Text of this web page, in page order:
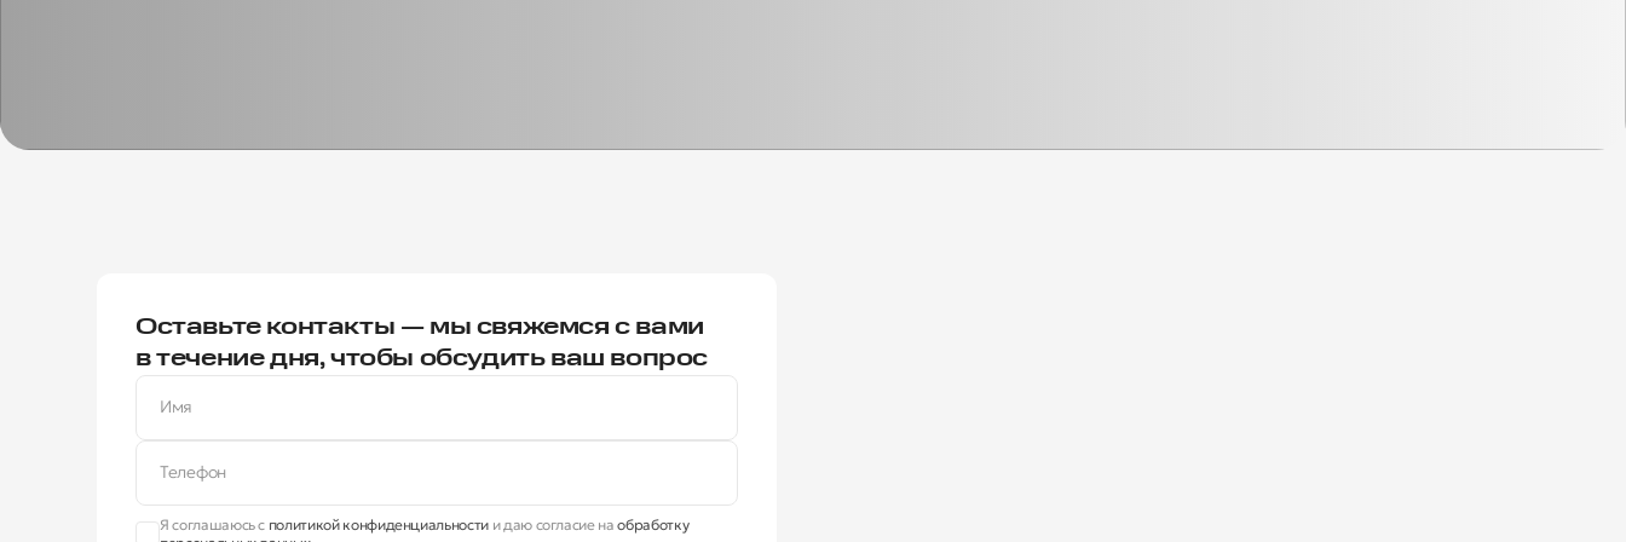
Оставьте контакты — мы свяжемся с вами
в течение дня, чтобы обсудить ваш вопрос
Имя
Телефон
Я соглашаюсь с политикой конфиденциальностии даю согласие наобработку